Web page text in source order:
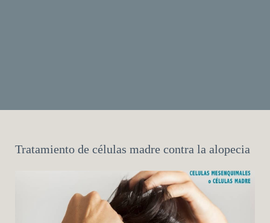
Tratamiento de células madre contra la alopecia